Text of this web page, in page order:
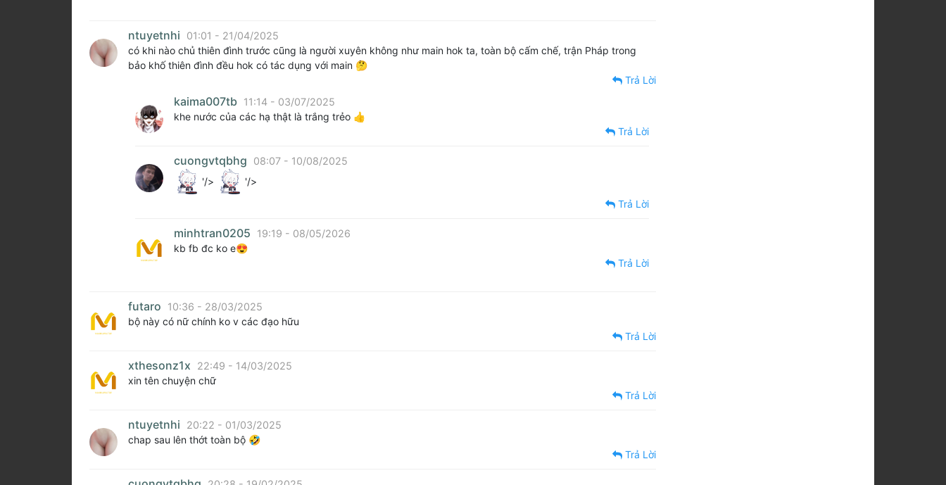
ntuyetnhi
01:01 - 21/04/2025
có khi nào chủ thiên đình trước cũng là người xuyên không như main hok ta, toàn bộ cấm chế, trận Pháp trong
bảo khố thiên đình đều hok có tác dụng với main 🤔
Trả Lời
kaima007tb 11:14 - 03/07/2025
khe nước của các hạ thật là trắng trẻo 👍
Trả Lời
cuongvtqbhg
08:07 - 10/08/2025
'/>
'/>
Trả Lời
minhtran0205
19:19 - 08/05/2026
kb fb đc ko e😍
Trả Lời
futaro
10:36 - 28/03/2025
bộ này có nữ chính ko v các đạo hữu
Trả Lời
xthesonz1x
22:49 - 14/03/2025
xin tên chuyện chữ
Trả Lời
ntuyetnhi
20:22 - 01/03/2025
chap sau lên thớt toàn bộ 🤣
Trả Lời